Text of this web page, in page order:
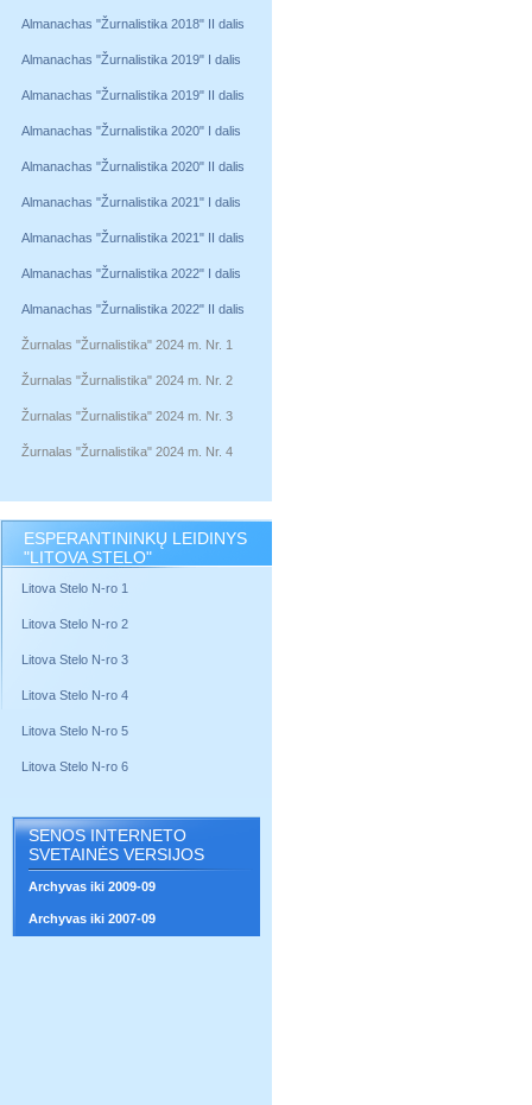
Almanachas "Žurnalistika 2018" II dalis
Almanachas "Žurnalistika 2019" I dalis
Almanachas "Žurnalistika 2019" II dalis
Almanachas "Žurnalistika 2020" I dalis
Almanachas "Žurnalistika 2020" II dalis
Almanachas "Žurnalistika 2021" I dalis
Almanachas "Žurnalistika 2021" II dalis
Almanachas "Žurnalistika 2022" I dalis
Almanachas "Žurnalistika 2022" II dalis
Žurnalas "Žurnalistika" 2024 m. Nr. 1
Žurnalas "Žurnalistika" 2024 m. Nr. 2
Žurnalas "Žurnalistika" 2024 m. Nr. 3
Žurnalas "Žurnalistika" 2024 m. Nr. 4
ESPERANTININKŲ LEIDINYS
"LITOVA STELO"
Litova Stelo N-ro 1
Litova Stelo N-ro 2
Litova Stelo N-ro 3
Litova Stelo N-ro 4
Litova Stelo N-ro 5
Litova Stelo N-ro 6
SENOS INTERNETO
SVETAINĖS VERSIJOS
Archyvas iki 2009-09
Archyvas iki 2007-09